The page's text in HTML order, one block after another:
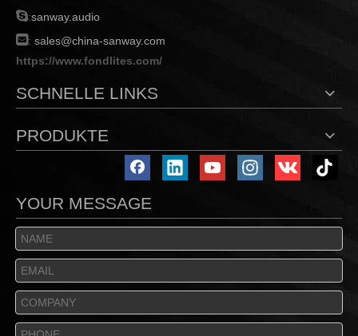
:sanway.audio
: sales@china-sanway.com
https://www.fondlites.com/
SCHNELLE LINKS
PRODUKTE
YOUR MESSAGE